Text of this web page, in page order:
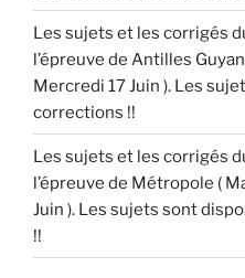
Les sujets et les corrigés
l’épreuve de Antilles
Mercredi 17 Juin ). Les
corrections !!
Les sujets et les corrigés
l’épreuve de Métropole (
Juin ). Les sujets sont
!!